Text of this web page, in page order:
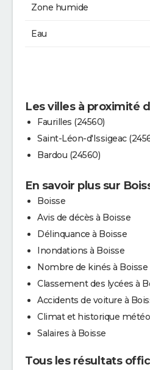
Zone humide
Eau
Les villes à proximité
Faurilles (24560)
Saint-Léon-d'Issigeac
Bardou (24560)
En savoir plus sur
Boisse
Avis de décès à Boisse
Délinquance à Boisse
Inondations à Boisse
Nombre de kinés à Boisse
Classement des lycées à
Accidents de voiture à
Climat et historique
Salaires à Boisse
Tous les résultats